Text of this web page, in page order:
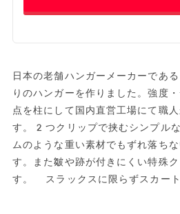
日本の老舗ハンガーメーカーであ
りのハンガーを作りました。強度
点を柱にして国内直営工場にて職
す。2つクリップで挟むシンプル
ムのような重い素材でもずれ落ち
す。また皺や跡が付きにくい特殊
す。 スラックスに限らずスカート